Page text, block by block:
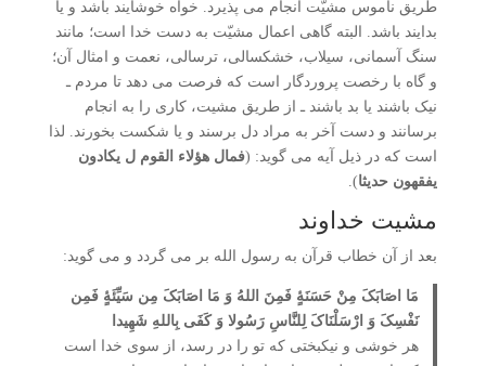
طریق ناموس مشیّت انجام می پذیرد. خواه خوشایند باشد و یا
بدایند باشد. البته گاهی اعمال مشیّت به دست خدا است؛ مانند
سنگ آسمانی، سیلاب، خشکسالی، ترسالی، نعمت و امثال آن؛
و گاه با رخصت پروردگار است که فرصت می دهد تا مردم ـ
نیک باشند یا بد باشند ـ از طریق مشیت، کاری را به انجام
برسانند و دست آخر به مراد دل برسند و یا شکست بخورند. لذا
است که در ذیل آیه می گوید: (فمال هؤلاء القوم ل یکادون
یفقهون حدیثا).
مشیت خداوند
بعد از آن خطاب قرآن به رسول الله بر می گردد و می گوید:
مَا اصَابَکَ مِنْ حَسَنَۀٍ فَمِنَ اللهُ وَ مَا اصَابَکَ مِن سَیِّئَۀٍ فَمِن
نَفْسِکَ وَ ارْسَلْنَاکَ لِلنَّاسِ رَسُولا وَ کَفَی بِاللهِ شَهِیدا
هر خوشی و نیک­بختی که تو را در رسد، از سوی خدا است